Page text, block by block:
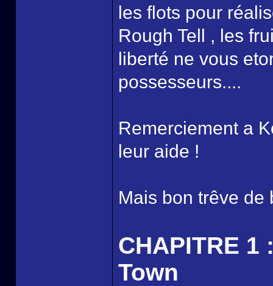
les flots pour
Rough Tell , les
liberté ne vous
possesseurs....
Remerciement a
leur aide !
Mais bon trêve de
CHAPITRE
Town